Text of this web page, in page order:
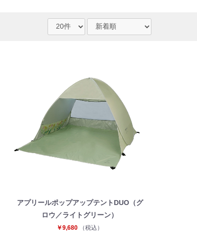
アプリールポップアップテントDUO（グ
ロウ／ライトグリーン）
￥9,680 （税込）